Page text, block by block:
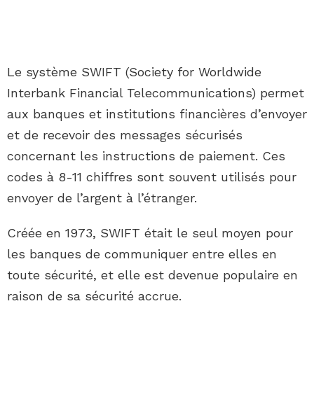
Le système SWIFT (Society for Worldwide
Interbank Financial Telecommunications) permet
aux banques et institutions financières d’envoyer
et de recevoir des messages sécurisés
concernant les instructions de paiement. Ces
codes à 8-11 chiffres sont souvent utilisés pour
envoyer de l’argent à l’étranger.
Créée en 1973, SWIFT était le seul moyen pour
les banques de communiquer entre elles en
toute sécurité, et elle est devenue populaire en
raison de sa sécurité accrue.